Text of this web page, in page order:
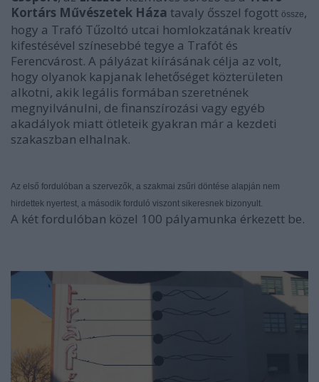
Kortárs Művészetek Háza tavaly ősszel fogott össze,
hogy a Trafó Tűzoltó utcai homlokzatának kreatív
kifestésével színesebbé tegye a Trafót és
Ferencvárost. A pályázat kiírásának célja az volt,
hogy olyanok kapjanak lehetőséget közterületen
alkotni, akik legális formában szeretnének
megnyilvánulni, de finanszírozási vagy egyéb
akadályok miatt ötleteik gyakran már a kezdeti
szakaszban elhalnak.
Az első fordulóban a szervezők, a szakmai zsűri döntése alapján nem
hirdettek nyertest, a második forduló viszont sikeresnek bizonyult.
A két fordulóban közel 100 pályamunka érkezett be.